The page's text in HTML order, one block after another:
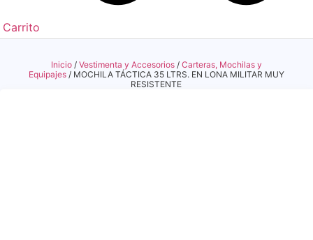
Carrito
Inicio/ Vestimenta y Accesorios/ Carteras, Mochilas y
Equipajes/ MOCHILA TÁCTICA 35 LTRS. EN LONA MILITAR MUY
RESISTENTE